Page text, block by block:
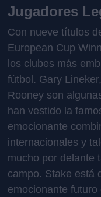
Jugadores
Con nueve títulos
European Cup
los clubes más
fútbol. Gary
Rooney son
han vestido la
emocionante
internacionales y
mucho por delante
campo. Stake está
emocionante futuro